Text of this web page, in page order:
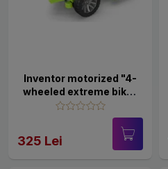
Inventor motorized "4-
wheeled extreme bike"
with 10 bonus models -
inventator motorizat
"motocicletă extremă
pe 4 roți" cu 10 modele
bonus motor cu
325 Lei